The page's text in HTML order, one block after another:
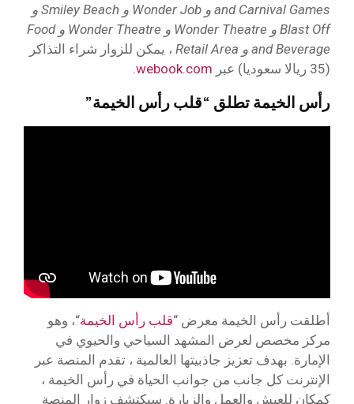
and Carnival Games و Wonder Job و Smiley Beach و
Blast Off و Wonder Theatre و Wonder Theatre و Food
and Beverage و Retail Area
، يمكن للزوار شراء التذاكر
(35 ريالا سعوديا) عبر
webook.com
.
رأس الخيمة تطلق “قلب رأس الخيمة”
أطلقت رأس الخيمة معرض “قلب رأس الخيمة“، وهو
مركز مخصص لعرض المشهد السياحي والحيوي في
الإمارة. بهدف تعزيز جاذبيتها العالمية ، تقدم المنصة عبر
الإنترنت كل جانب من جوانب الحياة في رأس الخيمة ،
كمكان للعيش والعمل والزيارة. سيكتشف زوار المنصة